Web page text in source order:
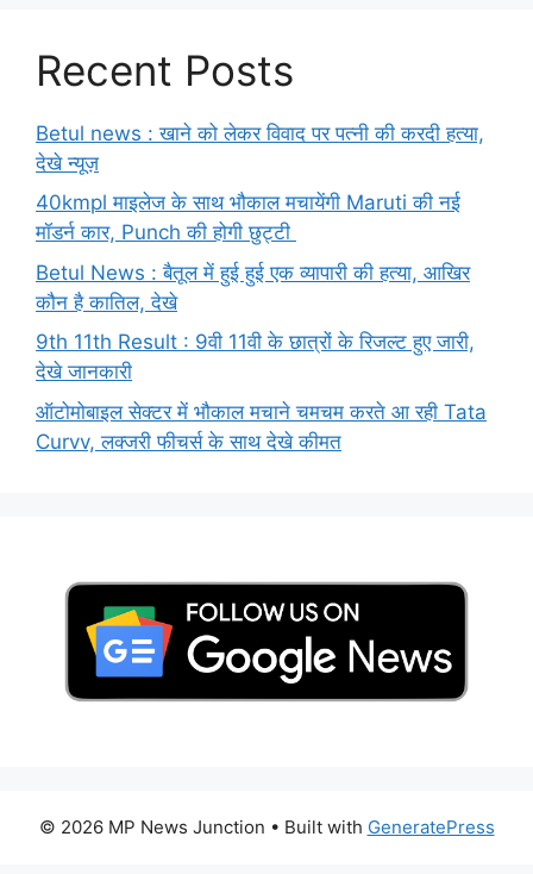
Recent Posts
Betul news : खाने को लेकर विवाद पर पत्नी की करदी हत्या,
देखे न्यूज़
40kmpl माइलेज के साथ भौकाल मचायेंगी Maruti की नई
मॉडर्न कार, Punch की होगी छुट्टी
Betul News : बैतूल में हुई हुई एक व्यापारी की हत्या, आखिर
कौन है कातिल, देखे
9th 11th Result : 9वी 11वी के छात्रों के रिजल्ट हुए जारी,
देखे जानकारी
ऑटोमोबाइल सेक्टर में भौकाल मचाने चमचम करते आ रही Tata
Curvv, लक्जरी फीचर्स के साथ देखे कीमत
© 2026 MP News Junction • Built with GeneratePress